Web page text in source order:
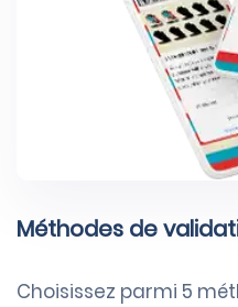
Méthodes de
Choisissez parmi 5